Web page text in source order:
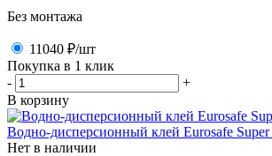
Без монтажа
11040 ₽/шт
Покупка в 1 клик
-
+
В корзину
Водно-дисперсионный клей Eurosafe Super
Нет в наличии